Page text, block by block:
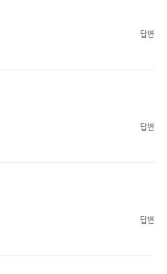
답변
답변
답변